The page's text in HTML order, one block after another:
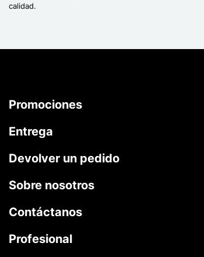
calidad.
Promociones
Entrega
Devolver un pedido
Sobre nosotros
Contáctanos
Profesional